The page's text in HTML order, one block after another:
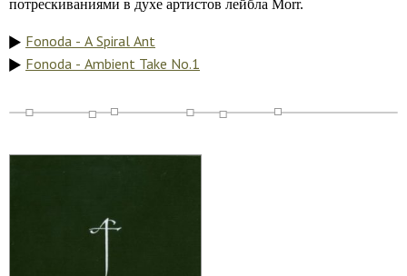
потрескиваниями в духе артистов лейбла Morr.
Fonoda - A Spiral Ant
Fonoda - Ambient Take No.1